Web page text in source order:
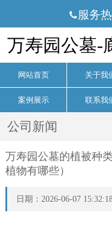
服务
网站首页 关于我
案例展示 联系我
公司新闻
万寿园公墓的植被种
植物有哪些）
日期：2026-06-07